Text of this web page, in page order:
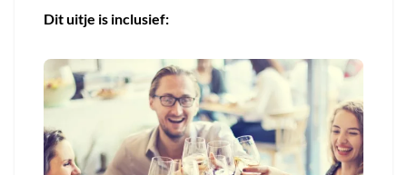
Dit uitje is inclusief: